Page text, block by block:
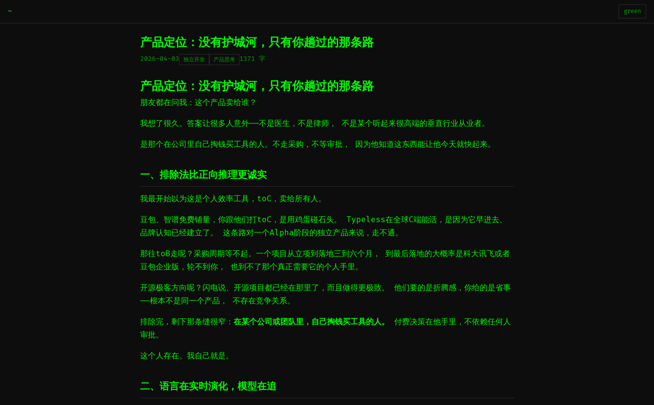
~ green
产品定位：没有护城河，只有你趟过的那条路
2026-04-03 独立开发 产品思考 1371 字
产品定位：没有护城河，只有你趟过的那条路
朋友都在问我：这个产品卖给谁？
我想了很久。答案让很多人意外——不是医生，不是律师， 不是某个听起来很高端的垂直行业从业者。
是那个在公司里自己掏钱买工具的人。不走采购，不等审批， 因为他知道这东西能让他今天就快起来。
一、排除法比正向推理更诚实
我最开始以为这是个人效率工具，toC，卖给所有人。
豆包、智谱免费铺量，你跟他们打toC，是用鸡蛋碰石头。 Typeless在全球C端能活，是因为它早进去、
品牌认知已经建立了。 这条路对一个Alpha阶段的独立产品来说，走不通。
那往toB走呢？采购周期等不起。一个项目从立项到落地三到六个月， 到最后落地的大概率是科大讯飞或者
豆包企业版，轮不到你， 也到不了那个真正需要它的个人手里。
开源极客方向呢？闪电说、开源项目都已经在那里了，而且做得更极致。 他们要的是折腾感，你给的是省事
——根本不是同一个产品， 不存在竞争关系。
排除完，剩下那条缝很窄： 在某个公司或团队里，自己掏钱买工具的人。
付费决策在他手里，不依赖任何人
审批。
这个人存在。我自己就是。
二、语言在实时演化，模型在追